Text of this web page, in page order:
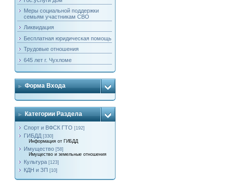
Меры социальной поддержки
семьям участникам СВО
Ликвидация
Бесплатная юридическая помощь
Трудовые отношения
645 лет г. Чухломе
Форма Входа
Категории Раздела
Спорт и ВФСК ГТО [192]
ГИБДД [330]
Информация от ГИБДД
Имущество [58]
Имущество и земельные отношения
Культура [123]
КДН и ЗП [10]